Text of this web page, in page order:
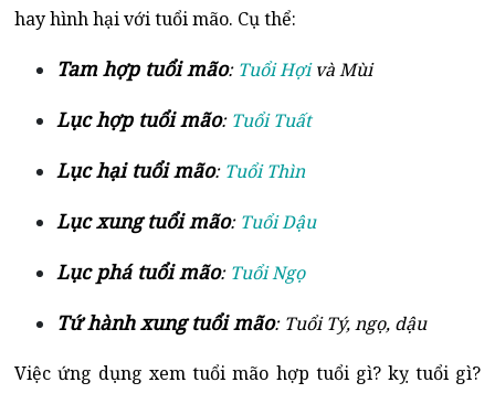
hay hình hại với tuổi mão. Cụ thể:
Tam hợp tuổi mão: Tuổi Hợivà Mùi
Lục hợp tuổi mão: Tuổi Tuất
Lục hại tuổi mão: Tuổi Thìn
Lục xung tuổi mão: Tuổi Dậu
Lục phá tuổi mão: Tuổi Ngọ
Tứ hành xung tuổi mão: Tuổi Tý, ngọ, dậu
Việc ứng dụng xem tuổi mão hợp tuổi gì? kỵ tuổi gì?